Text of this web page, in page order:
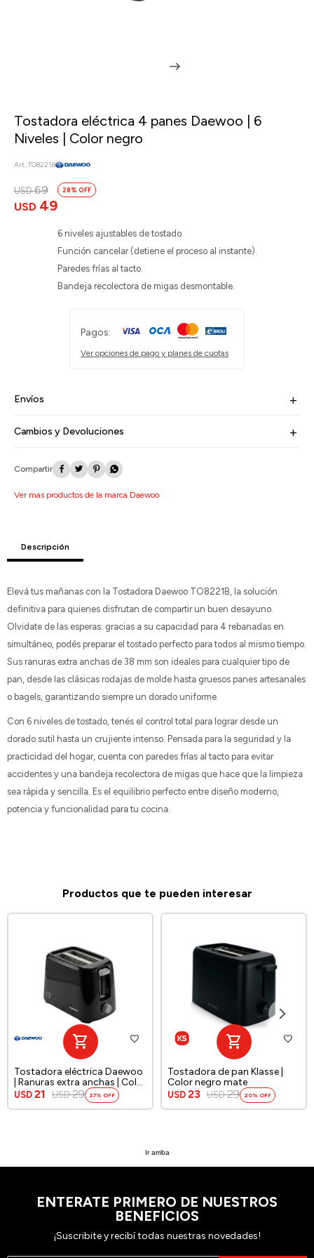
Tostadora eléctrica 4 panes Daewoo | 6
Niveles | Color negro
TO8221B
USD 49
USD 69 28
6 niveles ajustables de tostado.
Función cancelar (detiene el proceso al instante).
Paredes frías al tacto.
Bandeja recolectora de migas desmontable.
Pagos:
Ver opciones de pago y planes de cuotas
Envíos
Cambios y Devoluciones
   
Ver mas productos de la marca Daewoo
Descripción
Elevá tus mañanas con la Tostadora Daewoo TO8221B, la solución
definitiva para quienes disfrutan de compartir un buen desayuno.
Olvidate de las esperas: gracias a su capacidad para 4 rebanadas en
simultáneo, podés preparar el tostado perfecto para todos al mismo tiempo.
Sus ranuras extra anchas de 38 mm son ideales para cualquier tipo de
pan, desde las clásicas rodajas de molde hasta gruesos panes artesanales
o bagels, garantizando siempre un dorado uniforme.
Con 6 niveles de tostado, tenés el control total para lograr desde un
dorado sutil hasta un crujiente intenso. Pensada para la seguridad y la
practicidad del hogar, cuenta con paredes frías al tacto para evitar
accidentes y una bandeja recolectora de migas que hace que la limpieza
sea rápida y sencilla. Es el equilibrio perfecto entre diseño moderno,
potencia y funcionalidad para tu cocina.
Productos que te pueden interesar
Tostadora eléctrica Daewoo
| Ranuras extra anchas | Color
negro
USD 21 USD 29 27
Tostadora de pan Klasse |
Color negro mate
USD 23 USD 29 20
Ir arriba
ENTERATE PRIMERO DE NUESTROS
BENEFICIOS
¡Suscribite y recibí todas nuestras novedades!